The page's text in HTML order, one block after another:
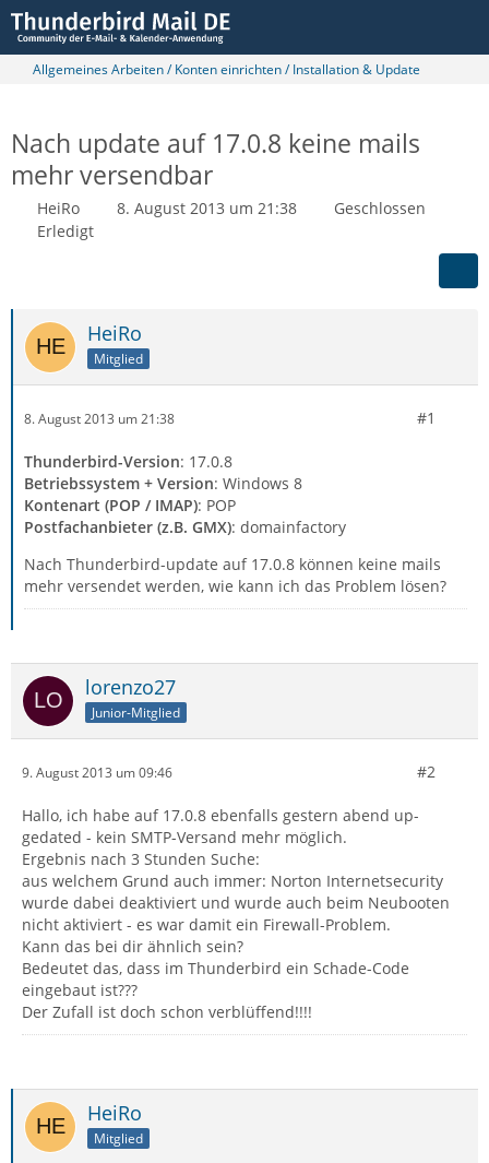
Allgemeines Arbeiten / Konten einrichten / Installation & Update
Nach update auf 17.0.8 keine mails
mehr versendbar
HeiRo 8. August 2013 um 21:38
Geschlossen
Erledigt
HeiRo
Mitglied
8. August 2013 um 21:38 #1
Thunderbird-Version: 17.0.8
Betriebssystem + Version: Windows 8
Kontenart (POP / IMAP): POP
Postfachanbieter (z.B. GMX): domainfactory
Nach Thunderbird-update auf 17.0.8 können keine mails
mehr versendet werden, wie kann ich das Problem lösen?
lorenzo27
Junior-Mitglied
9. August 2013 um 09:46 #2
Hallo, ich habe auf 17.0.8 ebenfalls gestern abend up-
gedated - kein SMTP-Versand mehr möglich.
Ergebnis nach 3 Stunden Suche:
aus welchem Grund auch immer: Norton Internetsecurity
wurde dabei deaktiviert und wurde auch beim Neubooten
nicht aktiviert - es war damit ein Firewall-Problem.
Kann das bei dir ähnlich sein?
Bedeutet das, dass im Thunderbird ein Schade-Code
eingebaut ist???
Der Zufall ist doch schon verblüffend!!!!
HeiRo
Mitglied